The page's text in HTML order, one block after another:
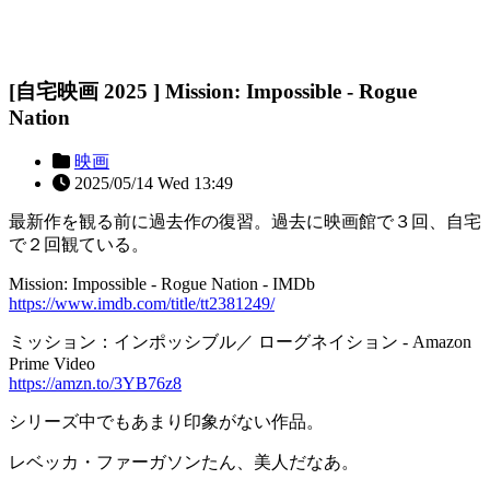
[自宅映画 2025 ] Mission: Impossible - Rogue
Nation
映画
2025/05/14 Wed 13:49
最新作を観る前に過去作の復習。過去に映画館で３回、自宅
で２回観ている。
Mission: Impossible - Rogue Nation - IMDb
https://www.imdb.com/title/tt2381249/
ミッション：インポッシブル／ ローグネイション - Amazon
Prime Video
https://amzn.to/3YB76z8
シリーズ中でもあまり印象がない作品。
レベッカ・ファーガソンたん、美人だなあ。